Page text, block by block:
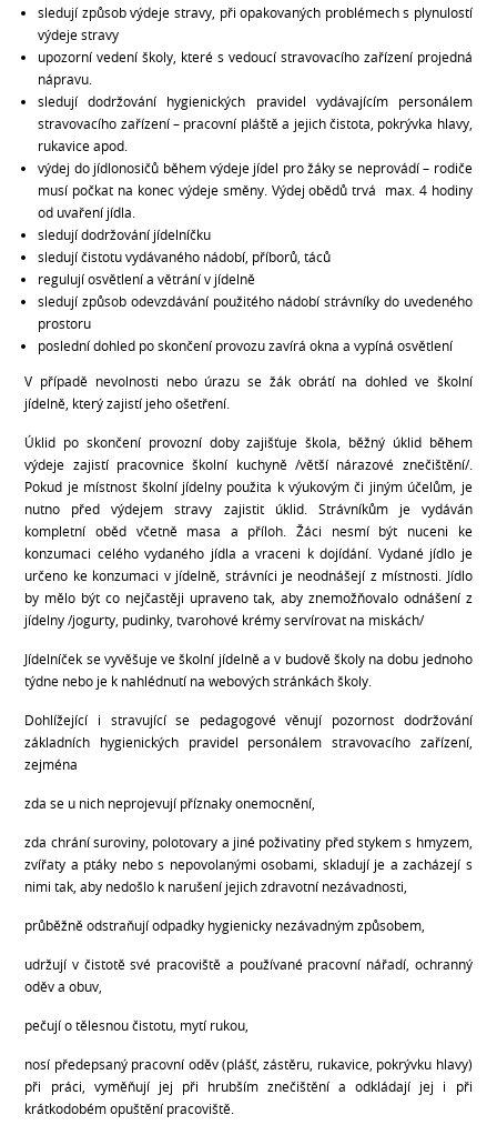
sledují způsob výdeje stravy, při opakovaných problémech s plynulostí
výdeje stravy
upozorní vedení školy, které s vedoucí stravovacího zařízení projedná
nápravu.
sledují dodržování hygienických pravidel vydávajícím personálem
stravovacího zařízení – pracovní pláště a jejich čistota, pokrývka hlavy,
rukavice apod.
výdej do jídlonosičů během výdeje jídel pro žáky se neprovádí – rodiče
musí počkat na konec výdeje směny. Výdej obědů trvá max. 4 hodiny
od uvaření jídla.
sledují dodržování jídelníčku
sledují čistotu vydávaného nádobí, příborů, táců
regulují osvětlení a větrání v jídelně
sledují způsob odevzdávání použitého nádobí strávníky do uvedeného
prostoru
poslední dohled po skončení provozu zavírá okna a vypíná osvětlení
V případě nevolnosti nebo úrazu se žák obrátí na dohled ve školní
jídelně, který zajistí jeho ošetření.
Úklid po skončení provozní doby zajišťuje škola, běžný úklid během
výdeje zajistí pracovnice školní kuchyně /větší nárazové znečištění/.
Pokud je místnost školní jídelny použita k výukovým či jiným účelům, je
nutno před výdejem stravy zajistit úklid. Strávníkům je vydáván
kompletní oběd včetně masa a příloh. Žáci nesmí být nuceni ke
konzumaci celého vydaného jídla a vraceni k dojídání. Vydané jídlo je
určeno ke konzumaci v jídelně, strávníci je neodnášejí z místnosti. Jídlo
by mělo být co nejčastěji upraveno tak, aby znemožňovalo odnášení z
jídelny /jogurty, pudinky, tvarohové krémy servírovat na miskách/
Jídelníček se vyvěšuje ve školní jídelně a v budově školy na dobu jednoho
týdne nebo je k nahlédnutí na webových stránkách školy.
Dohlížející i stravující se pedagogové věnují pozornost dodržování
základních hygienických pravidel personálem stravovacího zařízení,
zejména
zda se u nich neprojevují příznaky onemocnění,
zda chrání suroviny, polotovary a jiné poživatiny před stykem s hmyzem,
zvířaty a ptáky nebo s nepovolanými osobami, skladují je a zacházejí s
nimi tak, aby nedošlo k narušení jejich zdravotní nezávadnosti,
průběžně odstraňují odpadky hygienicky nezávadným způsobem,
udržují v čistotě své pracoviště a používané pracovní nářadí, ochranný
oděv a obuv,
pečují o tělesnou čistotu, mytí rukou,
nosí předepsaný pracovní oděv (plášť, zástěru, rukavice, pokrývku hlavy)
při práci, vyměňují jej při hrubším znečištění a odkládají jej i při
krátkodobém opuštění pracoviště.